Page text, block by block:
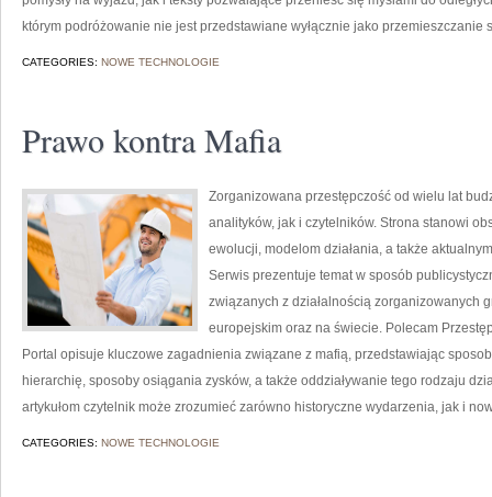
którym podróżowanie nie jest przedstawiane wyłącznie jako przemieszczanie
CATEGORIES: NOWE TECHNOLOGIE
Prawo kontra Mafia
Zorganizowana przestępczość od wielu lat
analityków, jak i czytelników. Strona stanowi
ewolucji, modelom działania, a także
Serwis prezentuje temat w sposób
związanych z działalnością zorganizowanych
europejskim oraz na świecie. Polecam
Portal opisuje kluczowe zagadnienia związane z mafią, przedstawiając
hierarchię, sposoby osiągania zysków, a także oddziaływanie tego rodzaju
artykułom czytelnik może zrozumieć zarówno historyczne wydarzenia, jak i
CATEGORIES: NOWE TECHNOLOGIE